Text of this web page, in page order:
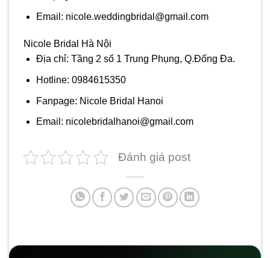
Email: nicole.weddingbridal@gmail.com
Nicole Bridal Hà Nội
Địa chỉ: Tầng 2 số 1 Trung Phụng, Q.Đống Đa.
Hotline: 0984615350
Fanpage: Nicole Bridal Hanoi
Email: nicolebridalhanoi@gmail.com
Đánh giá post